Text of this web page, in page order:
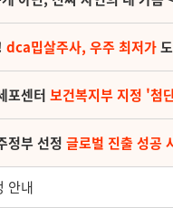
dca밉살주사, 우주 최저가
포센터 보건복지부 지정 '첨
정부 선정 글로벌 진출 성공
안내